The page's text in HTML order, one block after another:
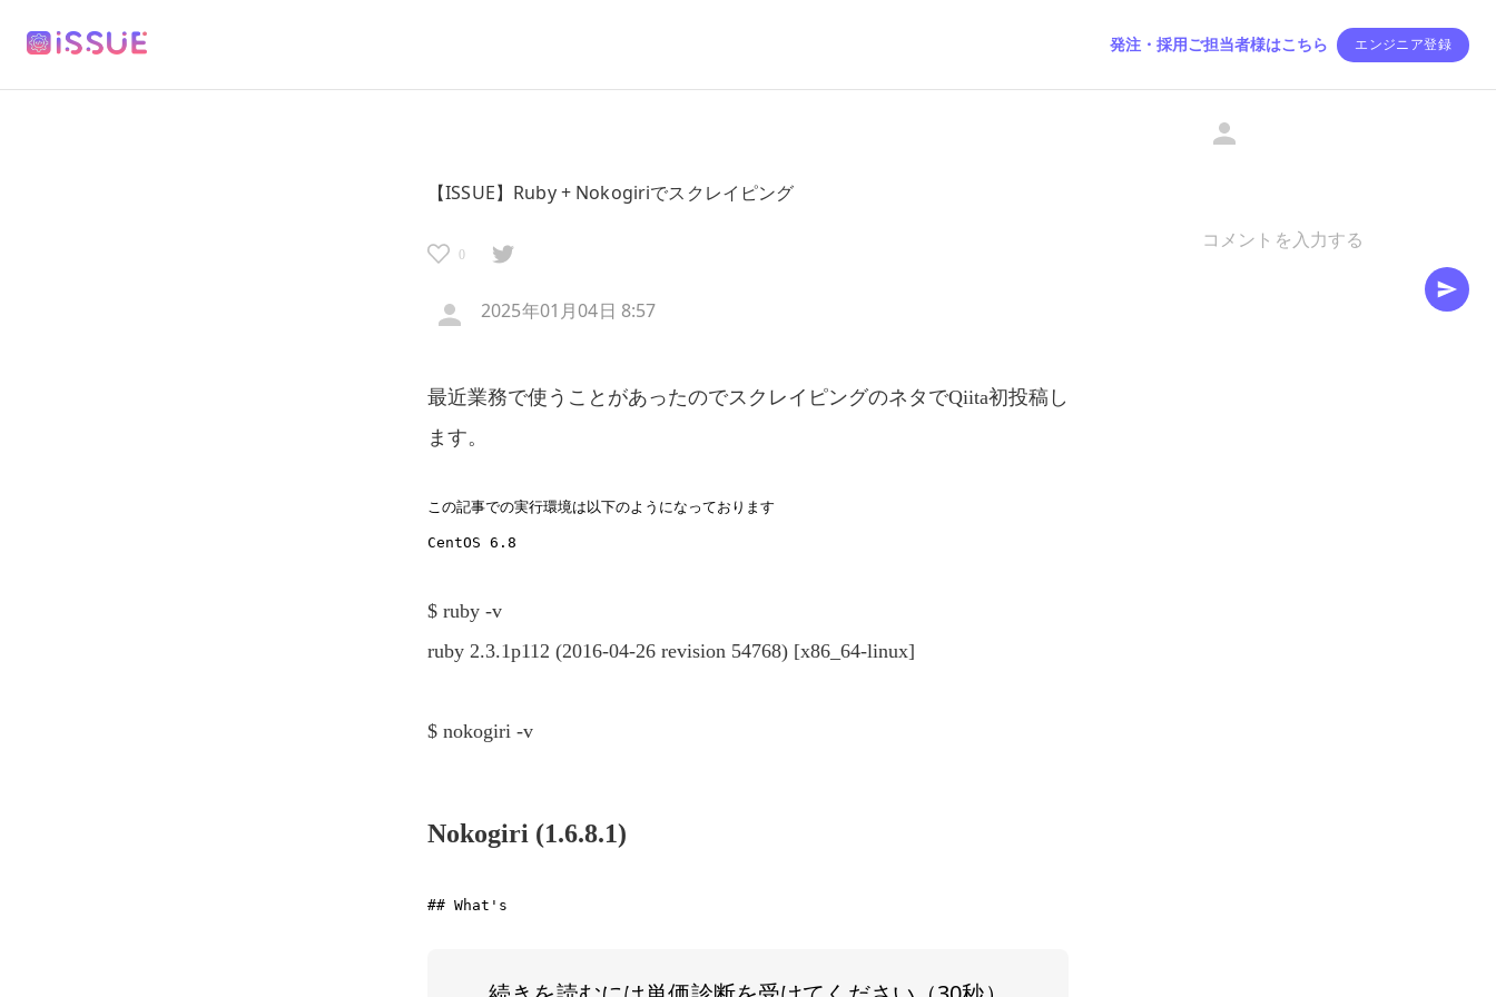
発注・採用ご担当者様はこちら エンジニア登録
【ISSUE】Ruby + Nokogiriでスクレイピング
0
2025年01月04日 8:57
最近業務で使うことがあったのでスクレイピングのネタでQiita初投稿し
ます。
この記事での実行環境は以下のようになっております
$ ruby -v
ruby 2.3.1p112 (2016-04-26 revision 54768) [x86_64-linux]
$ nokogiri -v
Nokogiri (1.6.8.1)